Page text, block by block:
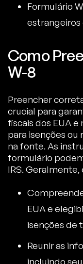
Formulário
estrangeiros
Como
W-8
Preencher
crucial para
fiscais dos EUA
para isenções
na fonte. As
formulário
IRS. Geralmente,
EUA e
isenções de
Reunir as
incluindo